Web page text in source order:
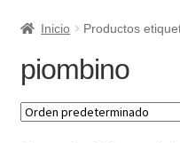
Fondo AC
Mi cuenta
Inicio Productos
piombino